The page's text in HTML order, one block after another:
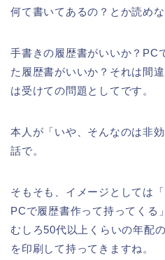
何て書いてあるの？とか読め
手書きの履歴書がいいか？PC
た履歴書がいいか？それは間
は受けての問題としてです。
本人が「いや、そんなのは非
話で。
そもそも、イメージとしては
PCで履歴書作って持ってくる
むしろ50代以上くらいの年配
を印刷して持ってきますね。